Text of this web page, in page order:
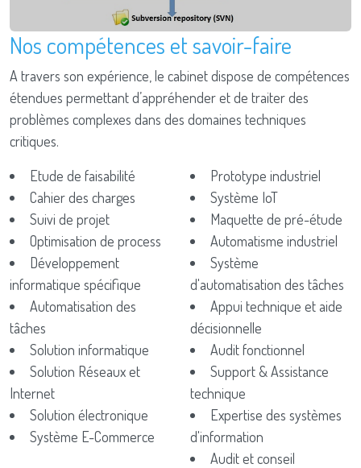
Nos compétences et savoir-faire
A travers son expérience, le cabinet dispose de compétences
étendues permettant d’appréhender et de traiter des
problèmes complexes dans des domaines techniques
critiques.
Etude de faisabilité
Cahier des charges
Suivi de projet
Optimisation de process
Développement
informatique spécifique
Automatisation des
tâches
Solution informatique
Solution Réseaux et
Internet
Solution électronique
Système E-Commerce
Prototype industriel
Système IoT
Maquette de pré-étude
Automatisme industriel
Système
d'automatisation des tâches
Appui technique et aide
décisionnelle
Audit fonctionnel
Support & Assistance
technique
Expertise des systèmes
d'information
Audit et conseil